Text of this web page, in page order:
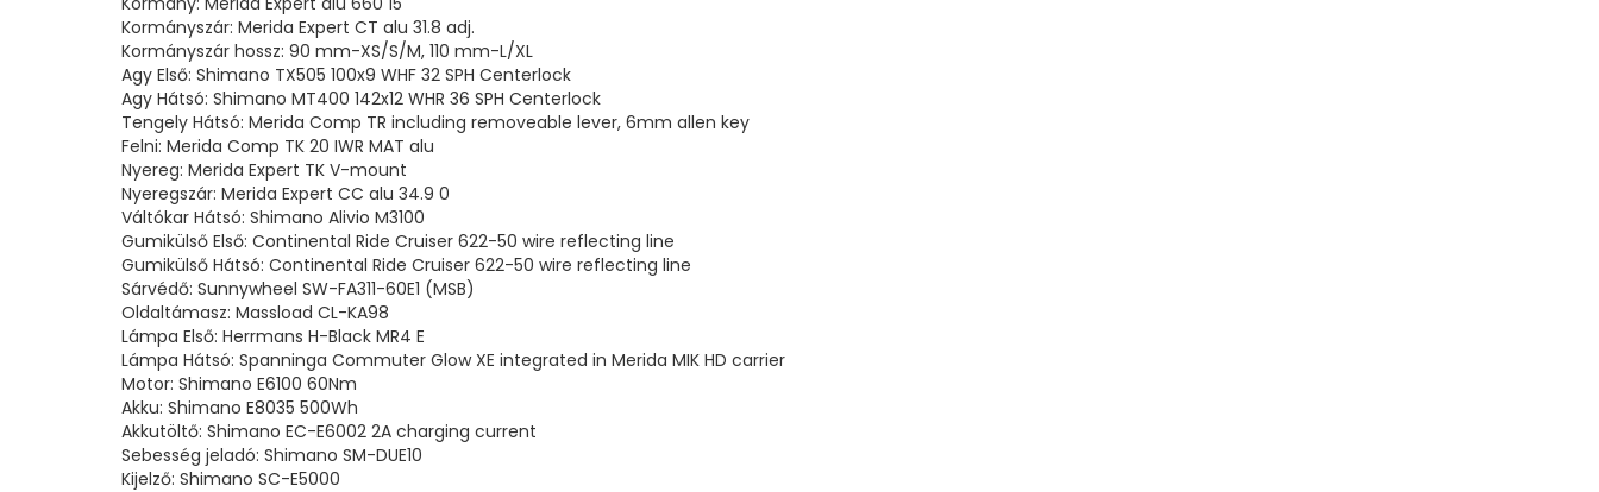
Kormányszár: Merida Expert CT alu 31.8 adj.
Kormányszár hossz: 90 mm-XS/S/M, 110 mm-L/XL
Agy Első: Shimano TX505 100x9 WHF 32 SPH Centerlock
Agy Hátsó: Shimano MT400 142x12 WHR 36 SPH Centerlock
Tengely Hátsó: Merida Comp TR including removeable lever, 6mm allen key
Felni: Merida Comp TK 20 IWR MAT alu
Nyereg: Merida Expert TK V-mount
Nyeregszár: Merida Expert CC alu 34.9 0
Váltókar Hátsó: Shimano Alivio M3100
Gumikülső Első: Continental Ride Cruiser 622-50 wire reflecting line
Gumikülső Hátsó: Continental Ride Cruiser 622-50 wire reflecting line
Sárvédő: Sunnywheel SW-FA311-60E1 (MSB)
Oldaltámasz: Massload CL-KA98
Lámpa Első: Herrmans H-Black MR4 E
Lámpa Hátsó: Spanninga Commuter Glow XE integrated in Merida MIK HD carrier
Motor: Shimano E6100 60Nm
Akku: Shimano E8035 500Wh
Akkutöltő: Shimano EC-E6002 2A charging current
Sebesség jeladó: Shimano SM-DUE10
Kijelző: Shimano SC-E5000